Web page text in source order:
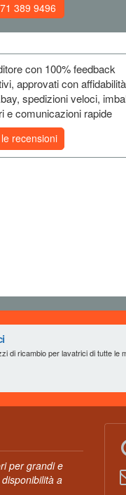
389 9496
con 100% feedback
approvati con
spedizioni veloci,
e comunicazioni rapide
recensioni
di ricambio per lavatrici di tutte le
per grandi e
a